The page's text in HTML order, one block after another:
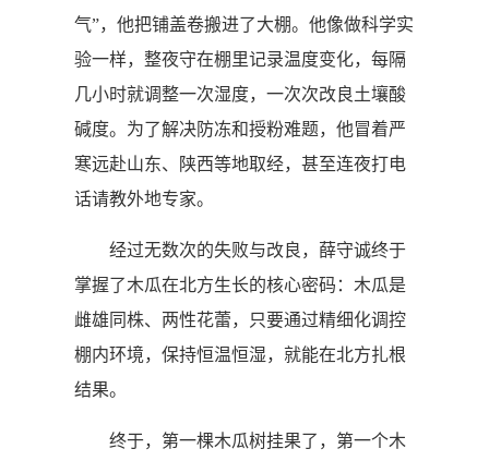
气”，他把铺盖卷搬进了大棚。他像做科学实
验一样，整夜守在棚里记录温度变化，每隔
几小时就调整一次湿度，一次次改良土壤酸
碱度。为了解决防冻和授粉难题，他冒着严
寒远赴山东、陕西等地取经，甚至连夜打电
话请教外地专家。
经过无数次的失败与改良，薛守诚终于
掌握了木瓜在北方生长的核心密码：木瓜是
雌雄同株、两性花蕾，只要通过精细化调控
棚内环境，保持恒温恒湿，就能在北方扎根
结果。
终于，第一棵木瓜树挂果了，第一个木